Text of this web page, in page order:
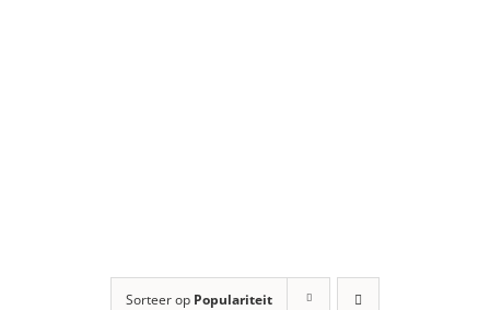
Sorteer op Populariteit